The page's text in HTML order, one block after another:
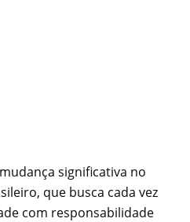
significativa no
que busca cada vez
com responsabilidade